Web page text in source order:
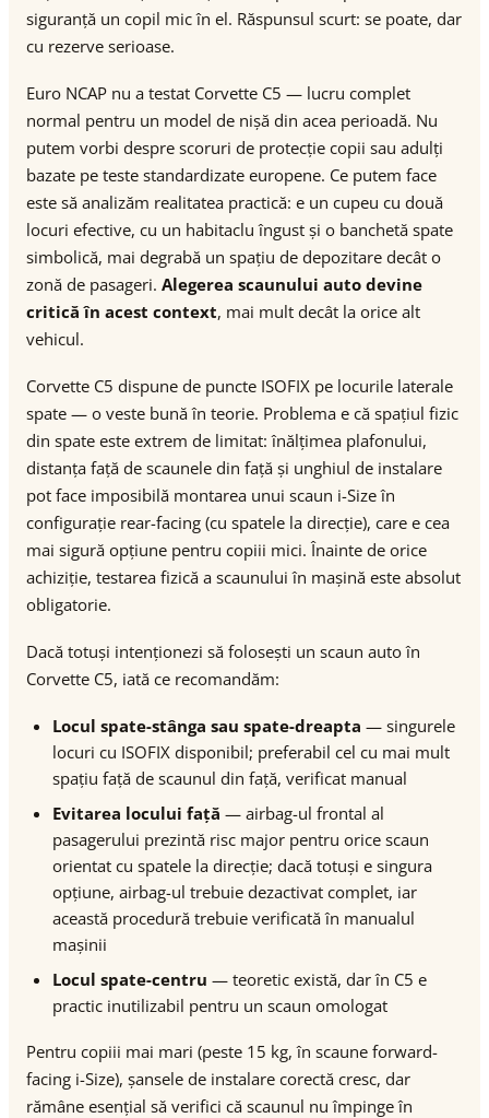
siguranță un copil mic în el. Răspunsul scurt: se poate, dar
cu rezerve serioase.
Euro NCAP nu a testat Corvette C5 — lucru complet
normal pentru un model de nișă din acea perioadă. Nu
putem vorbi despre scoruri de protecție copii sau adulți
bazate pe teste standardizate europene. Ce putem face
este să analizăm realitatea practică: e un cupeu cu două
locuri efective, cu un habitaclu îngust și o banchetă spate
simbolică, mai degrabă un spațiu de depozitare decât o
zonă de pasageri. Alegerea scaunului auto devine
critică în acest context, mai mult decât la orice alt
vehicul.
Corvette C5 dispune de puncte ISOFIX pe locurile laterale
spate — o veste bună în teorie. Problema e că spațiul fizic
din spate este extrem de limitat: înălțimea plafonului,
distanța față de scaunele din față și unghiul de instalare
pot face imposibilă montarea unui scaun i-Size în
configurație rear-facing (cu spatele la direcție), care e cea
mai sigură opțiune pentru copiii mici. Înainte de orice
achiziție, testarea fizică a scaunului în mașină este absolut
obligatorie.
Dacă totuși intenționezi să folosești un scaun auto în
Corvette C5, iată ce recomandăm:
Locul spate-stânga sau spate-dreapta — singurele
locuri cu ISOFIX disponibil; preferabil cel cu mai mult
spațiu față de scaunul din față, verificat manual
Evitarea locului față — airbag-ul frontal al
pasagerului prezintă risc major pentru orice scaun
orientat cu spatele la direcție; dacă totuși e singura
opțiune, airbag-ul trebuie dezactivat complet, iar
această procedură trebuie verificată în manualul
mașinii
Locul spate-centru — teoretic există, dar în C5 e
practic inutilizabil pentru un scaun omologat
Pentru copiii mai mari (peste 15 kg, în scaune forward-
facing i-Size), șansele de instalare corectă cresc, dar
rămâne esențial să verifici că scaunul nu împinge în